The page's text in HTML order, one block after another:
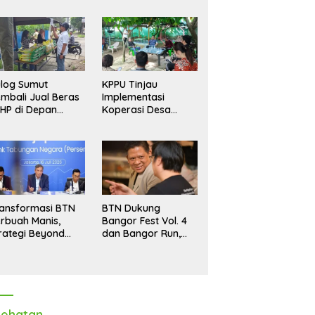
Sumut
Jual Beras
di Depan
Akhir Tahun
KPPU Tinjau
Implementasi
Koperasi Desa
BTN
Manis,
Beyond
BTN Dukung
Bangor Fest Vol. 4
dan Bangor Run,